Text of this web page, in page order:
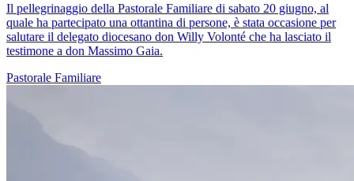
Il pellegrinaggio della Pastorale Familiare di sabato 20 giugno, al
quale ha partecipato una ottantina di persone, è stata occasione per
salutare il delegato diocesano don Willy Volonté che ha lasciato il
testimone a don Massimo Gaia.
Pastorale Familiare